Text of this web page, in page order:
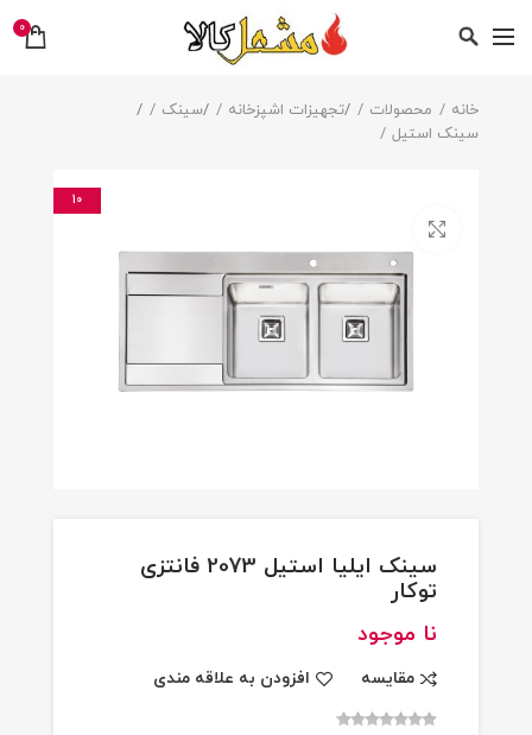
0
خانه محصولات /تجهیزات اشپزخانه /سینک
/
سینک استیل
10
سینک ایلیا استیل 2073 فانتزی
توکار
نا موجود
مقایسه افزودن به علاقه مندی